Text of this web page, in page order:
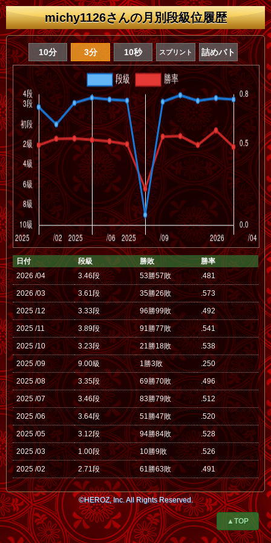
michy1126さんの月別段級位履歴
10分 3分 10秒 スプリント 詰めバト
日付 段級 勝敗
勝率
2026 /04
3.46段 53勝57敗 .481
2026 /03 3.61段 35勝26敗 .573
2025 /12 3.33段 96勝99敗 .492
2025 /11 3.89段 91勝77敗 .541
2025 /10 3.23段 21勝18敗 .538
2025 /09 9.00級 1勝3敗 .250
2025 /08 3.35段 69勝70敗 .496
2025 /07 3.46段 83勝79敗 .512
2025 /06 3.64段 51勝47敗 .520
2025 /05 3.12段 94勝84敗 .528
2025 /03 1.00段 10勝9敗 .526
2025 /02 2.71段 61勝63敗 .491
©HEROZ, Inc. All Rights Reserved.
▲TOP